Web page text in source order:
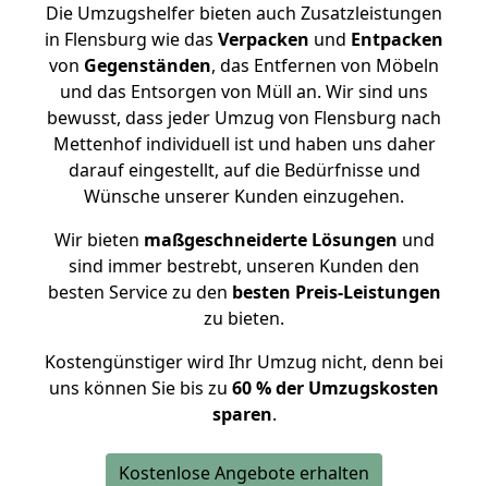
Die Umzugshelfer bieten auch Zusatzleistungen
in Flensburg wie das Verpacken und Entpacken
von Gegenständen, das Entfernen von Möbeln
und das Entsorgen von Müll an. Wir sind uns
bewusst, dass jeder Umzug von Flensburg nach
Mettenhof individuell ist und haben uns daher
darauf eingestellt, auf die Bedürfnisse und
Wünsche unserer Kunden einzugehen.
Wir bieten maßgeschneiderte Lösungen und
sind immer bestrebt, unseren Kunden den
besten Service zu den besten Preis-Leistungen
zu bieten.
Kostengünstiger wird Ihr Umzug nicht, denn bei
uns können Sie bis zu 60 % der Umzugskosten
sparen.
Kostenlose Angebote erhalten